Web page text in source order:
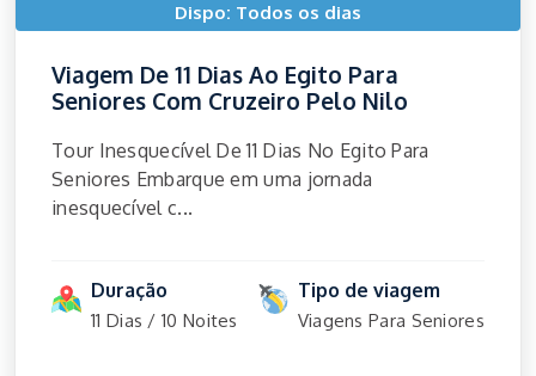
Dispo: Todos os dias
Viagem De 11 Dias Ao Egito Para
Seniores Com Cruzeiro Pelo Nilo
Tour Inesquecível De 11 Dias No Egito Para
Seniores Embarque em uma jornada
inesquecível c...
Duração
11 Dias / 10 Noites
Tipo de viagem
Viagens Para Seniores